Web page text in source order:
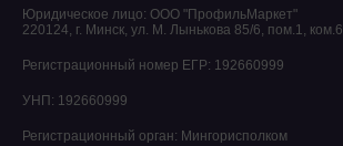
Юридическое лицо: ООО "ПрофильМаркет"
220124, г. Минск, ул. М. Лынькова 85/6, пом.1, ком.6
Регистрационный номер ЕГР: 192660999
УНП: 192660999
Регистрационный орган: Мингорисполком